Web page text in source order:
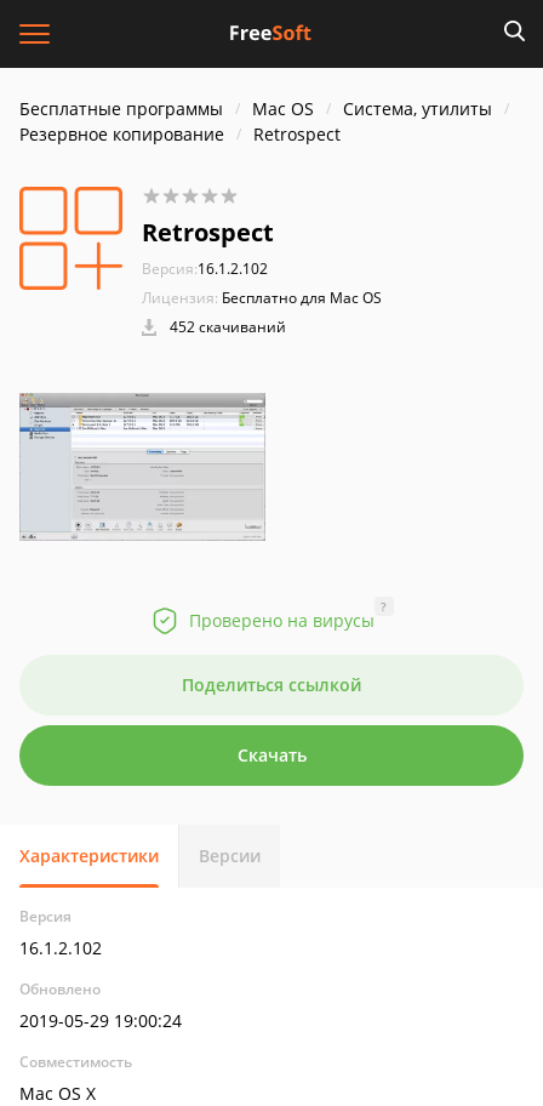
Бесплатные программы Mac OS
Система, утилиты
Резервное копирование
Retrospect
Retrospect
Версия:16.1.2.102
Лицензия: Бесплатно для Mac OS
452 скачиваний
Проверено на вирусы
?
Поделиться ссылкой
Скачать
Характеристики Версии
Версия
16.1.2.102
Обновлено
2019-05-29 19:00:24
Совместимость
Mac OS X